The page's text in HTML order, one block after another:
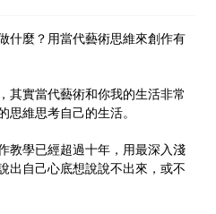
是專為素人設計的課程。
什麼？用當代藝術思維來創作有
其實當代藝術和你我的生活非常
維思考自己的生活。
教學已經超過十年，用最深入淺
出自己心底想說說不出來，或不